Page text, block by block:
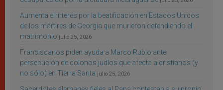
Aumenta el interés por la beatificación en Estados Unidos
de los mártires de Georgia que murieron defendiendo el
matrimonio julio 25, 2026
Franciscanos piden ayuda a Marco Rubio ante
persecución de colonos judíos que afecta a cristianos (y
no sólo) en Tierra Santa julio 25, 2026